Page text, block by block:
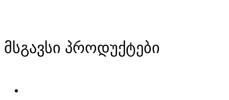
მსგავსი პროდუქტები